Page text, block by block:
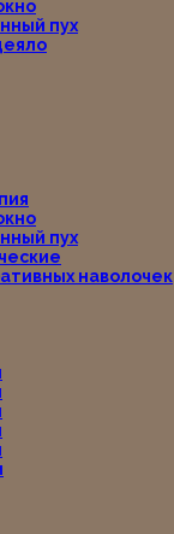
пух
пух
наволочек